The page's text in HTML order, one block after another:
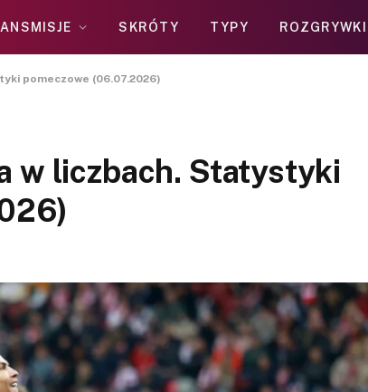
SKRÓTY TYPY ROZGRYWKI
pomeczowe (06.07.2026)
w liczbach. Statystyki